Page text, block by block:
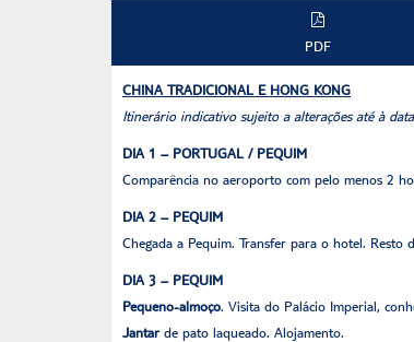
PDF
CHINA TRADICIONAL E HONG KONG
Itinerário indicativo sujeito a alterações até à
DIA 1 – PORTUGAL / PEQUIM
Comparência no aeroporto com pelo menos 2
DIA 2 – PEQUIM
Chegada a Pequim. Transfer para o hotel. Resto
DIA 3 – PEQUIM
Pequeno-almoço. Visita do Palácio Imperial,
Jantarde pato laqueado. Alojamento.